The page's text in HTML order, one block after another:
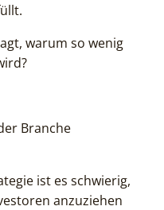
warum so wenig
Branche
ist es schwierig,
anzuziehen